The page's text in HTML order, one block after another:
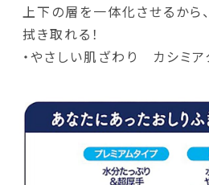
上下の層を一体化させるから
拭き取れる！
・やさしい肌ざわり カシミア